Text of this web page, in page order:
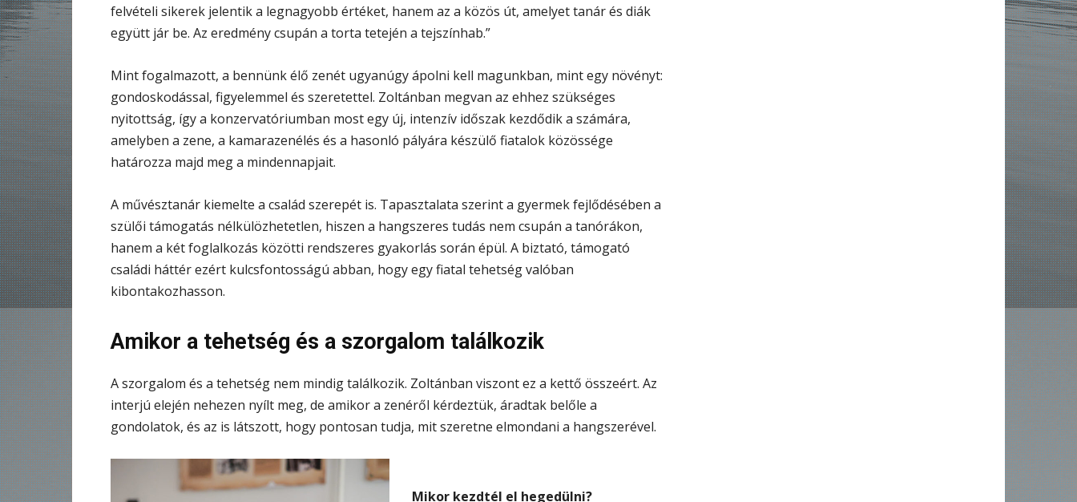
felvételi sikerek jelentik a legnagyobb értéket, hanem az a közös út, amelyet tanár és diák
együtt jár be. Az eredmény csupán a torta tetején a tejszínhab.”
Mint fogalmazott, a bennünk élő zenét ugyanúgy ápolni kell magunkban, mint egy növényt:
gondoskodással, figyelemmel és szeretettel. Zoltánban megvan az ehhez szükséges
nyitottság, így a konzervatóriumban most egy új, intenzív időszak kezdődik a számára,
amelyben a zene, a kamarazenélés és a hasonló pályára készülő fiatalok közössége
határozza majd meg a mindennapjait.
A művésztanár kiemelte a család szerepét is. Tapasztalata szerint a gyermek fejlődésében a
szülői támogatás nélkülözhetetlen, hiszen a hangszeres tudás nem csupán a tanórákon,
hanem a két foglalkozás közötti rendszeres gyakorlás során épül. A biztató, támogató
családi háttér ezért kulcsfontosságú abban, hogy egy fiatal tehetség valóban
kibontakozhasson.
Amikor a tehetség és a szorgalom találkozik
A szorgalom és a tehetség nem mindig találkozik. Zoltánban viszont ez a kettő összeért. Az
interjú elején nehezen nyílt meg, de amikor a zenéről kérdeztük, áradtak belőle a
gondolatok, és az is látszott, hogy pontosan tudja, mit szeretne elmondani a hangszerével.
Mikor kezdtél el hegedülni?